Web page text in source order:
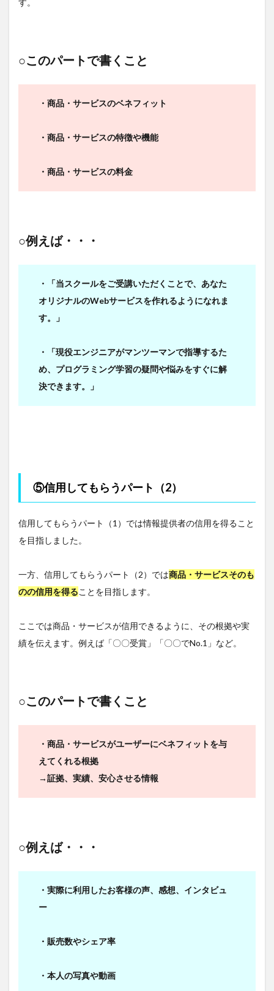
○このパートで書くこと
・商品・サービスのベネフィット
・商品・サービスの特徴や機能
・商品・サービスの料金
○例えば・・・
・「当スクールをご受講いただくことで、あなた
オリジナルのWebサービスを作れるようになれま
す。」
・「現役エンジニアがマンツーマンで指導するた
め、プログラミング学習の疑問や悩みをすぐに解
決できます。」
⑤信用してもらうパート（2）
信用してもらうパート（1）では情報提供者の信用を得ること
を目指しました。
一方、信用してもらうパート（2）では商品・サービスそのも
のの信用を得ることを目指します。
ここでは商品・サービスが信用できるように、その根拠や実
績を伝えます。例えば「〇〇受賞」「〇〇でNo.1」など。
○このパートで書くこと
・商品・サービスがユーザーにベネフィットを与
えてくれる根拠
→証拠、実績、安心させる情報
○例えば・・・
・実際に利用したお客様の声、感想、インタビュ
ー
・販売数やシェア率
・本人の写真や動画